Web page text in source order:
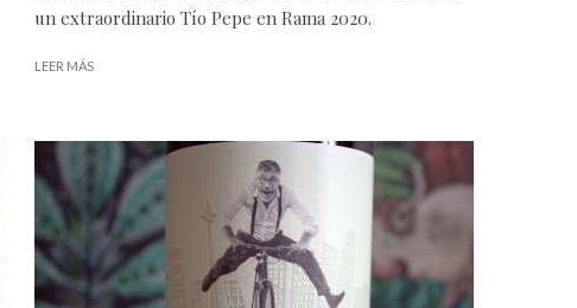
un extraordinario Tío Pepe en Rama 2020.
LEER MÁS